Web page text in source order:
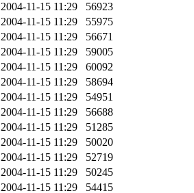
2004-11-15 11:29
56923
2004-11-15 11:29
55975
2004-11-15 11:29
56671
2004-11-15 11:29
59005
2004-11-15 11:29
60092
2004-11-15 11:29
58694
2004-11-15 11:29
54951
2004-11-15 11:29
56688
2004-11-15 11:29
51285
2004-11-15 11:29
50020
2004-11-15 11:29
52719
2004-11-15 11:29
50245
2004-11-15 11:29 54415